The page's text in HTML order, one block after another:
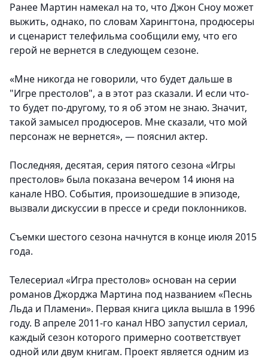
Ранее Мартин намекал на то, что Джон Сноу может
выжить, однако, по словам Харингтона, продюсеры
и сценарист телефильма сообщили ему, что его
герой не вернется в следующем сезоне.
«Мне никогда не говорили, что будет дальше в
"Игре престолов", а в этот раз сказали. И если что-
то будет по-другому, то я об этом не знаю. Значит,
такой замысел продюсеров. Мне сказали, что мой
персонаж не вернется», — пояснил актер.
Последняя, десятая, серия пятого сезона «Игры
престолов» была показана вечером 14 июня на
канале HBO. События, произошедшие в эпизоде,
вызвали дискуссии в прессе и среди поклонников.
Съемки шестого сезона начнутся в конце июля 2015
года.
Телесериал «Игра престолов» основан на серии
романов Джорджа Мартина под названием «Песнь
Льда и Пламени». Первая книга цикла вышла в 1996
году. В апреле 2011-го канал HBO запустил сериал,
каждый сезон которого примерно соответствует
одной или двум книгам. Проект является одним из